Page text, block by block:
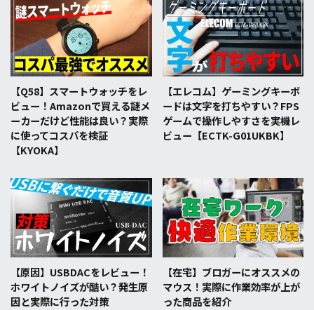
【Q58】スマートウォッチをレ
ビュー！Amazonで買える謎メ
ーカーだけど性能は良い？実際
に使ってコスパを検証
【KYOKA】
【エレコム】ゲーミングキーボ
ードは文字を打ちやすい？FPS
ゲームで操作しやすさを実機レ
ビュー【ECTK-G01UKBK】
【原因】USBDACをレビュー！
ホワイトノイズが酷い？発生原
因と実際に行った対策
【在宅】ブロガーにオススメの
マウス！実際に作業効率が上が
った商品を紹介